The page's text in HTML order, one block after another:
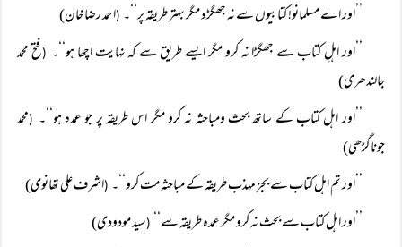
’’اور اے مسلمانو! کتابیوں سے نہ جھگڑو مگر بہتر طریقہ پر‘‘۔ (احمد رضا خان)
’’اور اہلِ کتاب سے جھگڑا نہ کرو مگر ایسے طریق سے کہ نہایت اچھا ہو‘‘۔ (فتح محمد
جالندھری)
’’اور اہل کتاب کے ساتھ بحث ومباحثہ نہ کرو مگر اس طریقہ پر جو عمدہ ہو‘‘۔ (محمد
جوناگڑھی)
’’اور تم اہل کتاب سے بجز مہذب طریقہ کے مباحثہ مت کرو‘‘۔ (اشرف علی تھانوی)
’’اور اہل کتاب سے بحث نہ کرو مگر عمدہ طریقہ سے‘‘
(سید مودودی)